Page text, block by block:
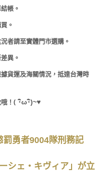
帳。
。
者請至實體門市選購。
異。
貨運及海關情況，抵達台灣時
！ (･ω･)~♥
勇者9004隊刑務記
シェ・キヴィア」が立